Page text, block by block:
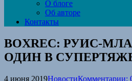
О блоге
Об авторе
Контакты
BOXREC: РУИС-
ОДИН В
4 июня 2019НовостиКомментарии: